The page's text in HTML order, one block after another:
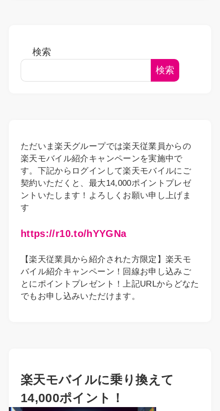
検索
検索
ただいま楽天グループでは楽天従業員からの
楽天モバイル紹介キャンペーンを実施中で
す。下記からログインして楽天モバイルにご
契約いただくと、最大14,000ポイントプレゼ
ントいたします！よろしくお願い申し上げま
す
https://r10.to/hYYGNa
【楽天従業員から紹介された方限定】楽天モ
バイル紹介キャンペーン！回線お申し込みご
とにポイントプレゼント！上記URLからどなた
でもお申し込みいただけます。
楽天モバイルに乗り換えて
14,000ポイント！